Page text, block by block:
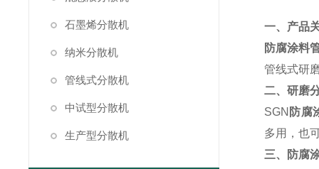
石墨烯分散机
纳米分散机
管线式分散机
中试型分散机
生产型分散机
一、产品
防腐涂料
管线式研
二、研磨
SGN 防腐
多用，也
三、防腐